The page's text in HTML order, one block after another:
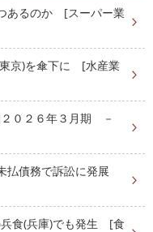
あるのか [スーパー業
京)を傘下に [水産業
０２６年３月期 －
払債務で訴訟に発展
食(兵庫)でも発生 [食